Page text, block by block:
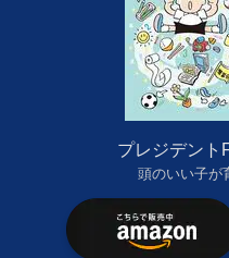
プレジデント
頭のいい子が